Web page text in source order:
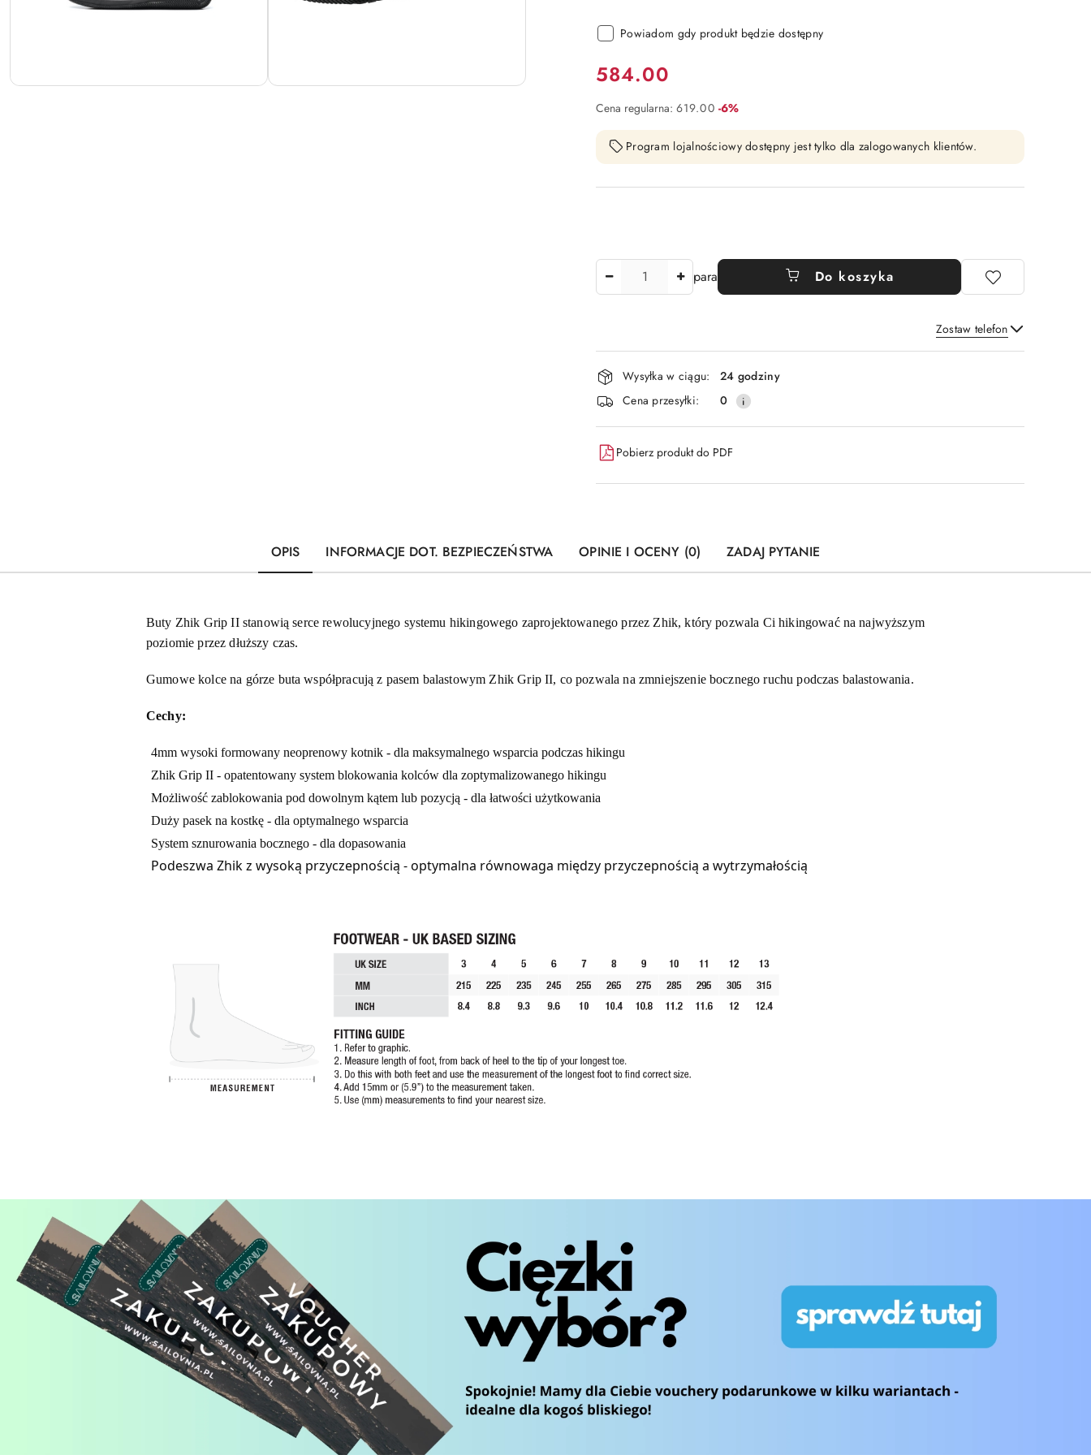
Powiadom gdy produkt będzie dostępny
Cena:
584.00
Cena regularna: 619.00 Rabat:
-6%
Program lojalnościowy dostępny jest tylko dla zalogowanych klientów.
para Do koszyka
Zostaw telefon
Wyślij
Dostępność
i
dostawa
Wysyłka w ciągu:
24 godziny
Cena przesyłki:
0
Pobierz produkt do PDF
OPIS INFORMACJE DOT. BEZPIECZEŃSTWA OPINIE I OCENY (0) ZADAJ PYTANIE
Buty Zhik Grip II stanowią serce rewolucyjnego systemu hikingowego zaprojektowanego przez Zhik, który pozwala Ci hikingować na najwyższym
poziomie przez dłuższy czas.
Gumowe kolce na górze buta współpracują z pasem balastowym Zhik Grip II, co pozwala na zmniejszenie bocznego ruchu podczas balastowania.
Cechy:
4mm wysoki formowany neoprenowy kotnik - dla maksymalnego wsparcia podczas hikingu
Zhik Grip II - opatentowany system blokowania kolców dla zoptymalizowanego hikingu
Możliwość zablokowania pod dowolnym kątem lub pozycją - dla łatwości użytkowania
Duży pasek na kostkę - dla optymalnego wsparcia
System sznurowania bocznego - dla dopasowania
Podeszwa Zhik z wysoką przyczepnością - optymalna równowaga między przyczepnością a wytrzymałością